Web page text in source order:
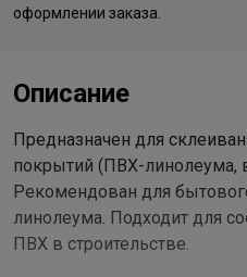
оформлении заказа.
Описание
Предназначен для
покрытий (ПВХ-линолеума,
Рекомендован для
линолеума. Подходит для
ПВХ в строительстве.